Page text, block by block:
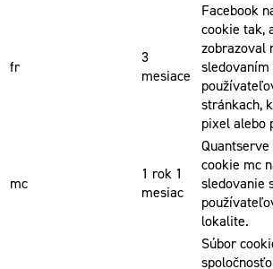
fr
3
mesiace
Facebook
cookie tak,
zobrazoval
stránkach,
pixel alebo
mc
1 rok 1
mesiac
cookie mc
sledovanie
lokalite.
Súbor